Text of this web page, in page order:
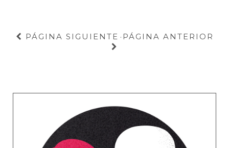
PÁGINA SIGUIENTE · PÁGINA ANTERIOR